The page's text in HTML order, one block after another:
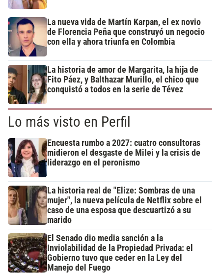
La nueva vida de Martín Karpan, el ex novio
de Florencia Peña que construyó un negocio
con ella y ahora triunfa en Colombia
La historia de amor de Margarita, la hija de
Fito Páez, y Balthazar Murillo, el chico que
conquistó a todos en la serie de Tévez
Lo más visto en Perfil
Encuesta rumbo a 2027: cuatro consultoras
midieron el desgaste de Milei y la crisis de
liderazgo en el peronismo
La historia real de "Elize: Sombras de una
mujer", la nueva película de Netflix sobre el
caso de una esposa que descuartizó a su
marido
El Senado dio media sanción a la
Inviolabilidad de la Propiedad Privada: el
Gobierno tuvo que ceder en la Ley del
Manejo del Fuego